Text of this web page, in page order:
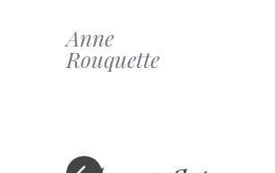
Anne
Rouquette
Skip to content